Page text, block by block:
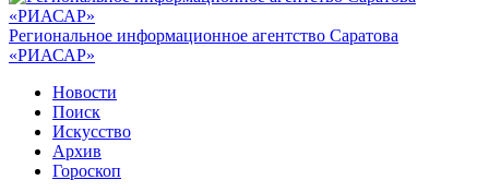
Региональное информационное агентство Саратова
«РИАСАР»
Новости
Поиск
Искусство
Архив
Гороскоп